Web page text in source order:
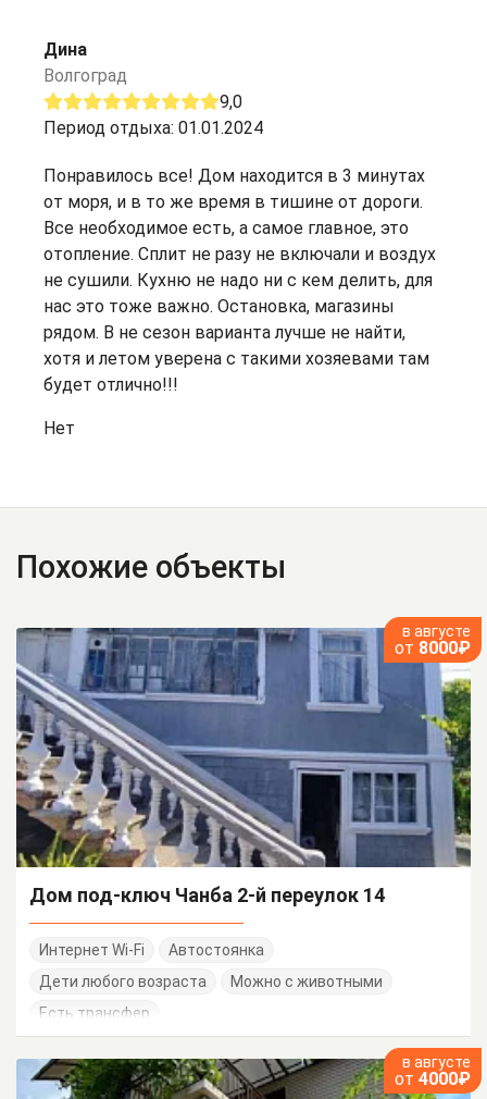
Дина
Волгоград
9,0
Период отдыха: 01.01.2024
Понравилось все! Дом находится в 3 минутах
от моря, и в то же время в тишине от дороги.
Все необходимое есть, а самое главное, это
отопление. Сплит не разу не включали и воздух
не сушили. Кухню не надо ни с кем делить, для
нас это тоже важно. Остановка, магазины
рядом. В не сезон варианта лучше не найти,
хотя и летом уверена с такими хозяевами там
будет отлично!!!
Нет
Похожие объекты
в августе
от 8000₽
Дом под-ключ Чанба 2-й переулок 14
Интернет Wi-Fi
Автостоянка
Дети любого возраста
Можно с животными
Есть трансфер
в августе
от 4000₽